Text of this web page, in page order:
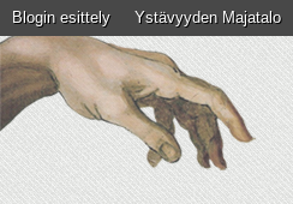
Blogin esittely Ystävyyden Majatalo